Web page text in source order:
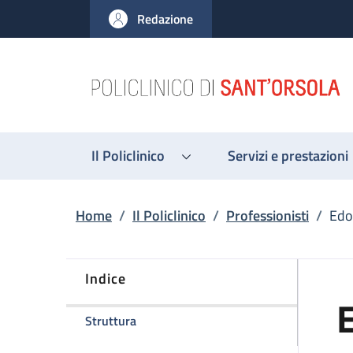
al contenuto principale
to footer content
Redazione
Il Policlinico Servizi e prestazioni
Briciole di pane
Home / Il Policlinico / Professionisti /
Indice
Strutturadella pagina Edoardo Rasciti